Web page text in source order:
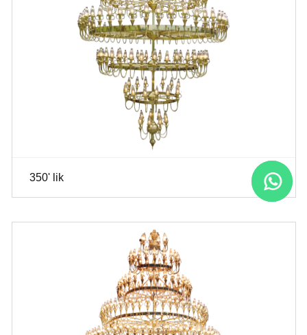
350' lik